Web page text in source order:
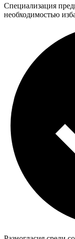
Специализация
необходимостью